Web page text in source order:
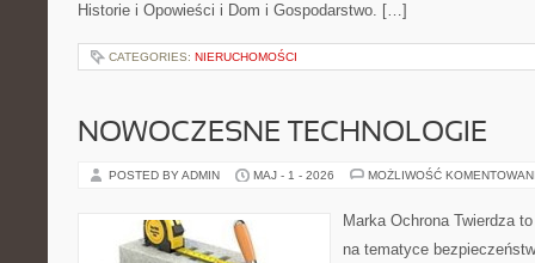
Historie i Opowieści i Dom i Gospodarstwo. […]
CATEGORIES: NIERUCHOMOŚCI
NOWOCZESNE TECHNOLOGIE
POSTED BY ADMIN MAJ - 1 - 2026 MOŻLIWOŚĆ
Marka Ochrona Twierdza
na tematyce